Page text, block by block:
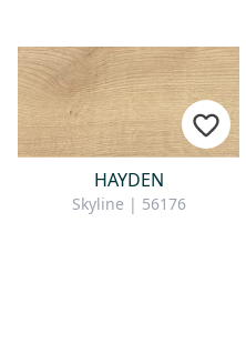
HAYDEN
Skyline | 56176